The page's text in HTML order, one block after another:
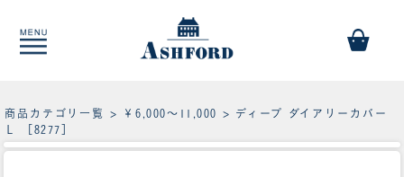
商品カテゴリ一覧 > ￥6,000～11,000
> ディープ ダイアリーカバー
Ｌ ［8277］